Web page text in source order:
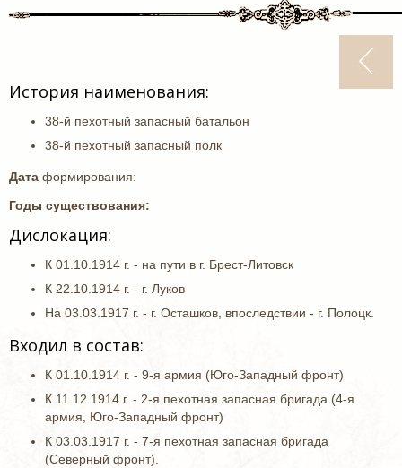
История наименования:
38-й пехотный запасный батальон
38-й пехотный запасный полк
Дата формирования:
Годы существования:
Дислокация:
К 01.10.1914 г. - на пути в г. Брест-Литовск
К 22.10.1914 г. - г. Луков
На 03.03.1917 г. - г. Осташков, впоследствии - г. Полоцк.
Входил в состав:
К 01.10.1914 г. - 9-я армия (Юго-Западный фронт)
К 11.12.1914 г. - 2-я пехотная запасная бригада (4-я
армия, Юго-Западный фронт)
К 03.03.1917 г. - 7-я пехотная запасная бригада
(Северный фронт).